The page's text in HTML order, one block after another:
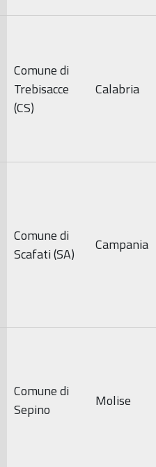
Comune di
Trebisacce
(CS)
Calabria
Comune di
Scafati (SA)
Campania
Comune di
Sepino
Molise